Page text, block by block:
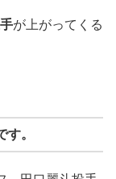
が上がってくる
す。